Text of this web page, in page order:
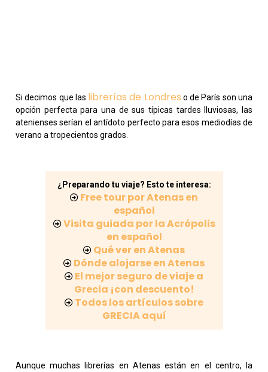
Si decimos que las librerías de Londres o de París son una
opción perfecta para una de sus típicas tardes lluviosas, las
atenienses serían el antídoto perfecto para esos mediodías de
verano a tropecientos grados.
¿Preparando tu viaje? Esto te interesa:
Free tour por Atenas en
español
Visita guiada por la Acrópolis
en español
Qué ver en Atenas
Dónde alojarse en Atenas
El mejor seguro de viaje a
Grecia ¡con descuento!
Todos los artículos sobre
GRECIA aquí
Aunque muchas librerías en Atenas están en el centro, la